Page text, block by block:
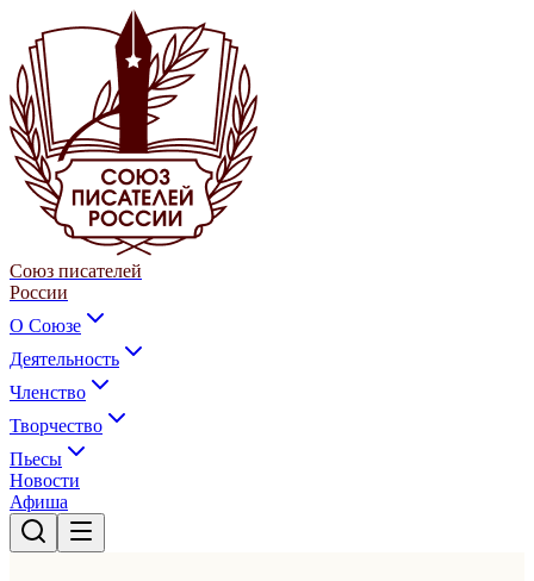
Союз писателей
России
О Союзе
Деятельность
Членство
Творчество
Пьесы
Новости
Афиша